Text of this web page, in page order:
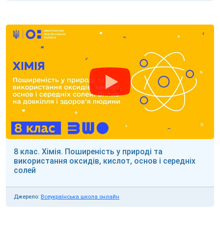
8 клас. Хімія. Поширеність у природі та
використання оксидів, кислот, основ і середніх
солей
Джерело: Всеукраїнська школа онлайн